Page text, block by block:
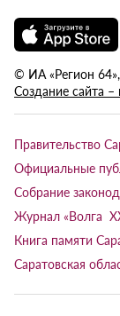
© ИА «Регион
Создание сайта –
Правительство
Официальные
Собрание
Журнал «Волга
Книга памяти
Саратовская